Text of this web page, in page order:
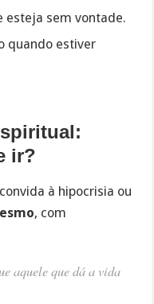
esteja sem vontade.
quando estiver
ir?
à hipocrisia ou
, com
aquele que dá a vida